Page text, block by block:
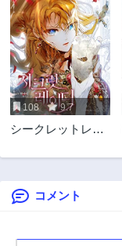
3年前
73話
3年前
71話
3年前
69話
3年前
67話
65話
63話
108 9.7
シークレットレデ
コメント